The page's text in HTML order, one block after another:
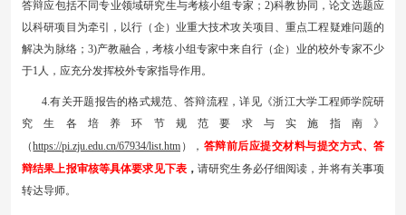
答辩应包括不同专业领域研究生与考核小组专家；2)科教协同，论文选题应
以科研项目为牵引，以行（企）业重大技术攻关项目、重点工程疑难问题的
解决为脉络；3)产教融合，考核小组专家中来自行（企）业的校外专家不少
于1人，应充分发挥校外专家指导作用。
4.有关开题报告的格式规范、答辩流程，详见《浙江大学工程师学院研
究生各培养环节规范要求与实施指南》
（https://pi.zju.edu.cn/67934/list.htm ）， 答辩前后应提交材料与提交方式、答
辩结果上报审核等具体要求见下表， 请研究生务必仔细阅读，并将有关事项
转达导师。